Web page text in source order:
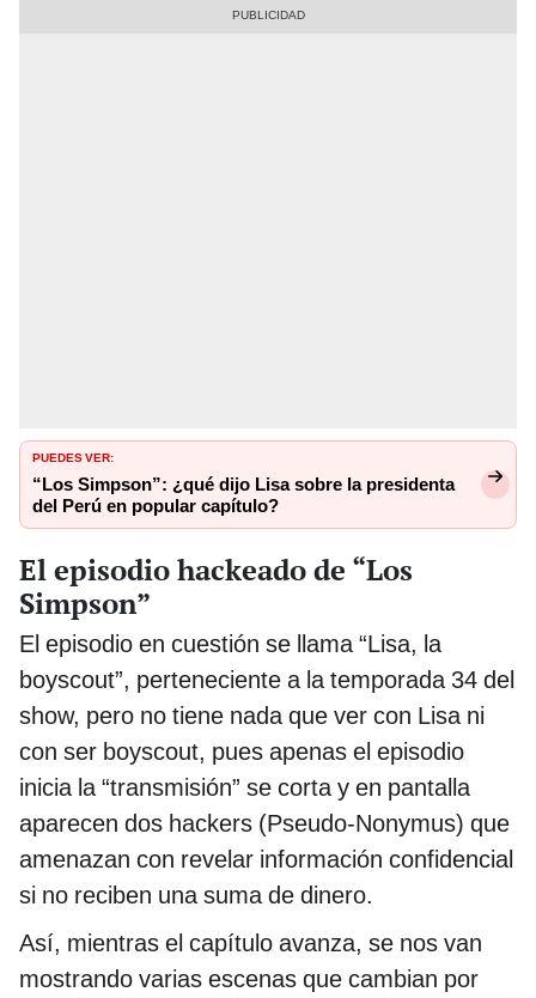
PUEDES VER:
“Los Simpson”: ¿qué dijo Lisa sobre la presidenta
del Perú en popular capítulo?
El episodio hackeado de “Los
Simpson”
El episodio en cuestión se llama “Lisa, la
boyscout”, perteneciente a la temporada 34 del
show, pero no tiene nada que ver con Lisa ni
con ser boyscout, pues apenas el episodio
inicia la “transmisión” se corta y en pantalla
aparecen dos hackers (Pseudo-Nonymus) que
amenazan con revelar información confidencial
si no reciben una suma de dinero.
Así, mientras el capítulo avanza, se nos van
mostrando varias escenas que cambian por